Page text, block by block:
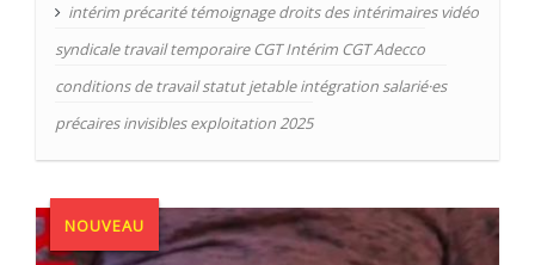
intérim précarité témoignage droits des intérimaires vidéo
syndicale travail temporaire CGT Intérim CGT Adecco
conditions de travail statut jetable intégration salarié·es
précaires invisibles exploitation 2025
NOUVEAU